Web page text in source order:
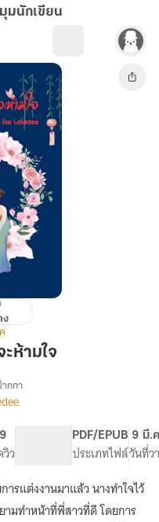
มุมนักเขียน
ง
ห้ามใจ
กกา
ว
PDF/EPUB
ประเภทไฟล์
9 มี.
วันที่ว
ามทำหน้าที่พี่สาวที่ดี โดยการ